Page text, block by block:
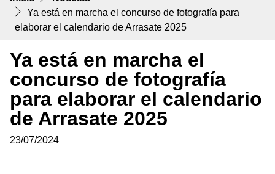
Ya está en marcha el concurso de fotografía para
elaborar el calendario de Arrasate 2025
Ya está en marcha el
concurso de fotografía
para elaborar el calendario
de Arrasate 2025
23/07/2024